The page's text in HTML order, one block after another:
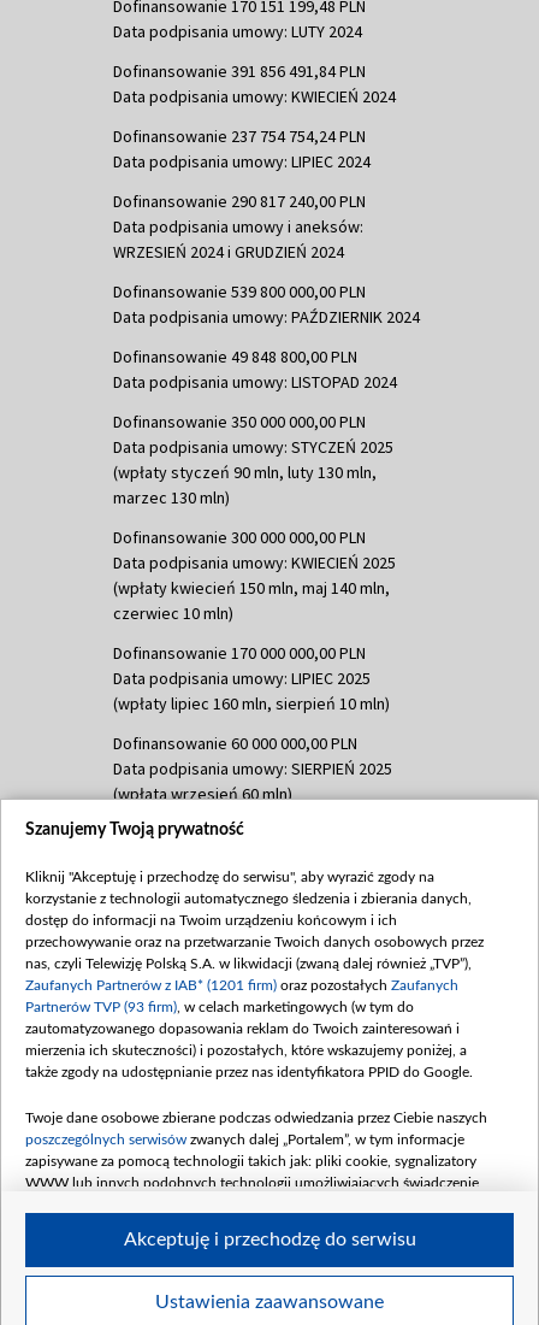
Dofinansowanie 170 151 199,48 PLN
Data podpisania umowy: LUTY 2024
Dofinansowanie 391 856 491,84 PLN
Data podpisania umowy: KWIECIEŃ 2024
Dofinansowanie 237 754 754,24 PLN
Data podpisania umowy: LIPIEC 2024
Dofinansowanie 290 817 240,00 PLN
Data podpisania umowy i aneksów:
WRZESIEŃ 2024 i GRUDZIEŃ 2024
Dofinansowanie 539 800 000,00 PLN
Data podpisania umowy: PAŹDZIERNIK 2024
Dofinansowanie 49 848 800,00 PLN
Data podpisania umowy: LISTOPAD 2024
Dofinansowanie 350 000 000,00 PLN
Data podpisania umowy: STYCZEŃ 2025
(wpłaty styczeń 90 mln, luty 130 mln,
marzec 130 mln)
Dofinansowanie 300 000 000,00 PLN
Data podpisania umowy: KWIECIEŃ 2025
(wpłaty kwiecień 150 mln, maj 140 mln,
czerwiec 10 mln)
Dofinansowanie 170 000 000,00 PLN
Data podpisania umowy: LIPIEC 2025
(wpłaty lipiec 160 mln, sierpień 10 mln)
Dofinansowanie 60 000 000,00 PLN
Data podpisania umowy: SIERPIEŃ 2025
(wpłata wrzesień 60 mln)
Dofinansowanie 635 783 051,21 PLN
(wpłata wrzesień 100 mln, październik 350
mln, listopad 265 mln)
Dofinansowanie 48 862 000,00 PLN
Data podpisania umowy: GRUDZIEŃ 2025
(wpłata grudzień 60,548 mln)
Dofinansowanie 900 000 000,00 PLN
Data podpisania umowy: LUTY 2026 (wpłata
kwiecień 180 mln, 7 maja 180 mln, 8
czerwca 90 mln)
Dofinansowanie 250 000 000,00 PLN
4 sierpnia 250 mln
Szanujemy Twoją prywatność
Kliknij "Akceptuję i przechodzę do serwisu", aby wyrazić zgody na
korzystanie z technologii automatycznego śledzenia i zbierania danych,
dostęp do informacji na Twoim urządzeniu końcowym i ich
przechowywanie oraz na przetwarzanie Twoich danych osobowych przez
nas, czyli Telewizję Polską S.A. w likwidacji (zwaną dalej również „TVP”),
Zaufanych Partnerów z IAB* (1201 firm) oraz pozostałych Zaufanych
Partnerów TVP (93 firm) , w celach marketingowych (w tym do
zautomatyzowanego dopasowania reklam do Twoich zainteresowań i
mierzenia ich skuteczności) i pozostałych, które wskazujemy poniżej, a
także zgody na udostępnianie przez nas identyfikatora PPID do Google.
Twoje dane osobowe zbierane podczas odwiedzania przez Ciebie naszych
poszczególnych serwisów zwanych dalej „Portalem”, w tym informacje
zapisywane za pomocą technologii takich jak: pliki cookie, sygnalizatory
WWW lub innych podobnych technologii umożliwiających świadczenie
Twoje dane osobowe zbierane podczas odwiedzania przez Ciebie
Ustawienia zaawansowane
Akceptuję i przechodzę do serwisu